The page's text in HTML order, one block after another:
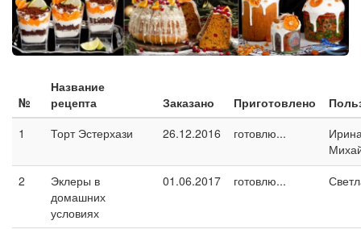
№
Название
рецепта
Заказано Приготовлено
1
Торт Эстерхази 26.12.2016 готовлю...
2
Эклеры в
домашних
условиях
01.06.2017 готовлю...